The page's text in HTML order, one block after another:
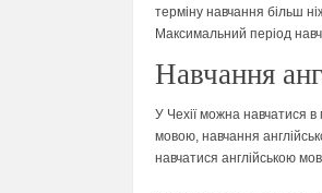
терміну навчання більш
Максимальний період
Навчання
У Чехії можна навчатися в
мовою, навчання
навчатися англійською